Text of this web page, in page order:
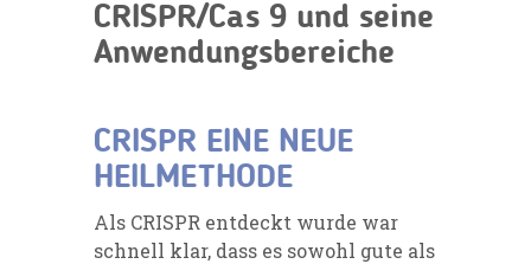
CRISPR/Cas 9 und seine
Anwendungsbereiche
CRISPR EINE NEUE
HEILMETHODE
Als CRISPR entdeckt wurde war
schnell klar, dass es sowohl gute als